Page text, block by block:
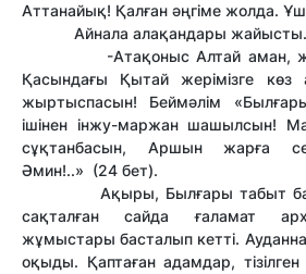
Аттанайық! Қалған әңгіме жолда.
Айнала алақандары жайысты.
-Атақоныс Алтай аман,
Қасындағы Қытай жерімізге көз
жыртыспасын! Беймәлім
ішінен інжу-маржан шашылсын!
сұқтанбасын, Аршын жарға
Әмин!..» (24 бет).
Ақыры, Былғары табыт
сақталған сайда ғаламат
жұмыстары басталып кетті.
оқыды. Қаптаған адамдар,